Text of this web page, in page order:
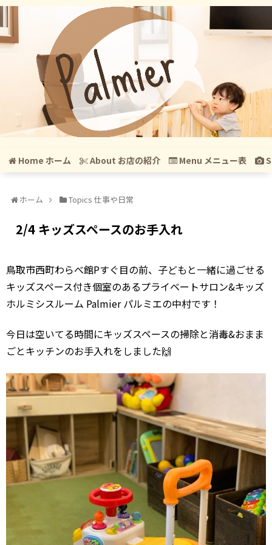
Home ホーム About お店の紹介 Menu メニュー表
ホーム Topics 仕事や日常
2/4 キッズスペースのお手入れ
鳥取市西町わらべ館Pすぐ目の前、子どもと一緒に過ごせる
キッズスペース付き個室のあるプライベートサロン&キッズ
ホルミシスルーム Palmier パルミエの中村です！
今日は空いてる時間にキッズスペースの掃除と消毒&おまま
ごとキッチンのお手入れをしました🙌